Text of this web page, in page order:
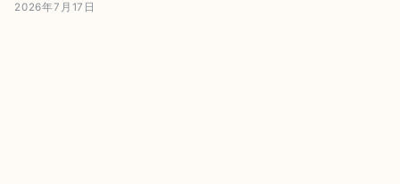
2026年7月17日